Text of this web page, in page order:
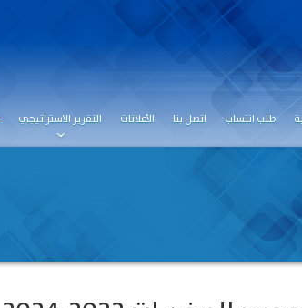
طلب انتساب اتصل بنا الأعلانات التقرير الاستراتيجي